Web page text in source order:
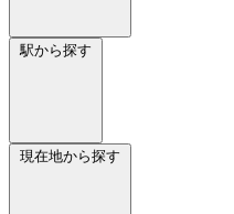
駅から探す
現在地から探す